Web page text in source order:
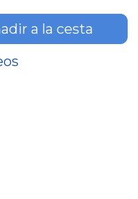
a la cesta